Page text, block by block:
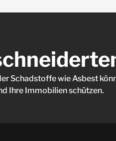
Schadstoffe wie Asbest
Ihre Immobilien schützen.